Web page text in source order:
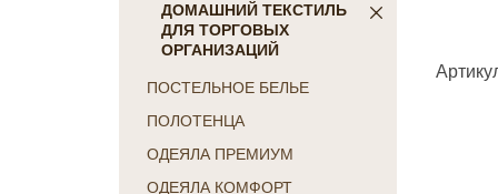
ДОМАШНИЙ ТЕКСТИЛЬ
ДЛЯ ТОРГОВЫХ
ОРГАНИЗАЦИЙ
ПОСТЕЛЬНОЕ БЕЛЬЕ
ПОЛОТЕНЦА
ОДЕЯЛА ПРЕМИУМ
ОДЕЯЛА КОМФОРТ